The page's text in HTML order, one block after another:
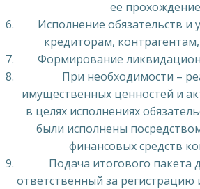
ее
Исполнение обязательств и
кредиторам,
Формирование
При необходимости –
имущественных ценностей и
в целях исполнениях
были исполнены
финансовых средств
Подача итогового пакета
ответственный за регистрацию